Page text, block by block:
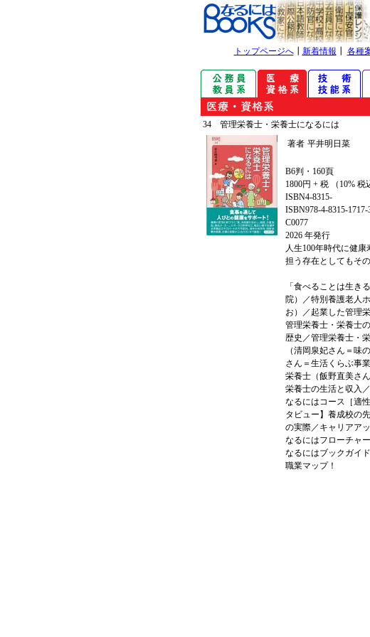
トップページへ┃ 新着情報 各種
34 管理栄養士・栄養士になるには
著者 平井明日菜
B6判・160頁
1800円 + 税 （10% 税
ISBN4-8315-
ISBN978-4-8315-1717-
C0077
2026 年発行
人生100年時代に健
担う存在としてもそ
「食べることは生き
院）／特別養護老人
お）／起業した管理
管理栄養士・栄養士
歴史／管理栄養士・
（清岡泉妃さん＝味
さん＝生活くらぶ事
栄養士（飯野直美さ
栄養士の生活と収入
なるにはコース［適
タビュー】養成校の
の実際／キャリアア
なるにはフローチャ
なるにはブックガイド
職業マップ！